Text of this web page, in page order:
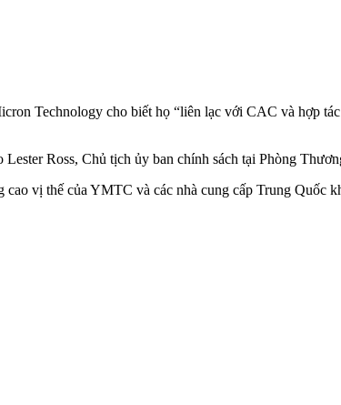
Technology cho biết họ “liên lạc với CAC và hợp
Ross, Chủ tịch ủy ban chính sách tại Phòng
vị thế của YMTC và các nhà cung cấp Trung Quốc